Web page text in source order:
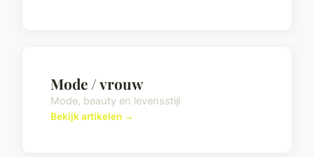
Mode / vrouw
Mode, beauty en levensstijl
Bekijk artikelen →